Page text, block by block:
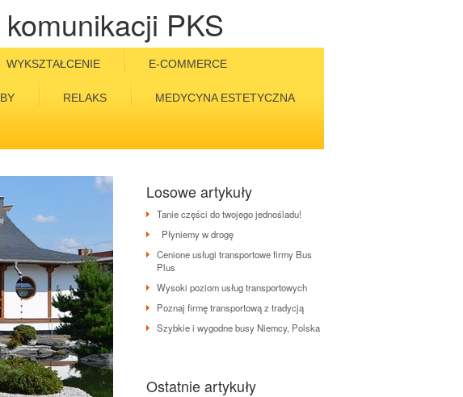
PKS
WYKSZTAŁCENIE E-COMMERCE
RELAKS MEDYCYNA ESTETYCZNA
Losowe artykuły
Tanie części do twojego jednośladu!
Płyniemy w drogę
Cenione usługi transportowe firmy Bus
Plus
Wysoki poziom usług transportowych
Poznaj firmę transportową z tradycją
Szybkie i wygodne busy Niemcy, Polska
Ostatnie artykuły